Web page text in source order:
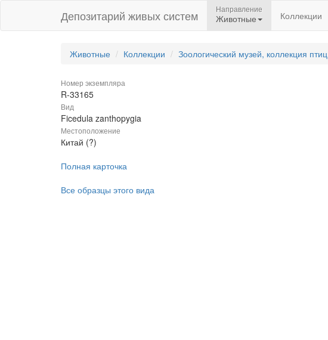
Депозитарий живых систем Направление
Животные Коллекции
Животные Коллекции Зоологический музей, коллекция птиц
Номер экземпляра
R-33165
Вид
Ficedula zanthopygia
Местоположение
Китай (?)
Полная карточка
Все образцы этого вида